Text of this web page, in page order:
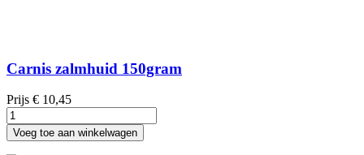
Carnis zalmhuid 150gram
Prijs € 10,45
Voeg toe aan winkelwagen